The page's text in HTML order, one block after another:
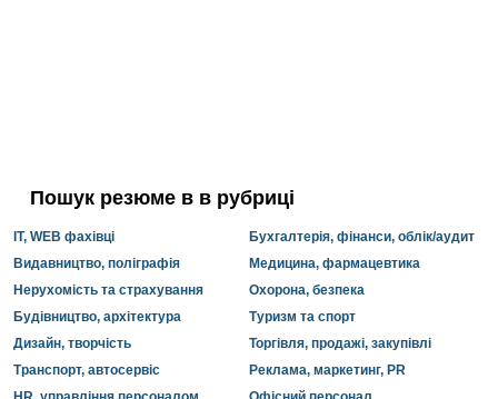
Пошук резюме в в рубриці
IT, WEB фахівці
Бухгалтерія, фінанси, облік/аудит
Видавництво, поліграфія
Медицина, фармацевтика
Нерухомість та страхування
Охорона, безпека
Будівництво, архітектура
Туризм та спорт
Дизайн, творчість
Торгівля, продажі, закупівлі
Транспорт, автосервіс
Реклама, маркетинг, PR